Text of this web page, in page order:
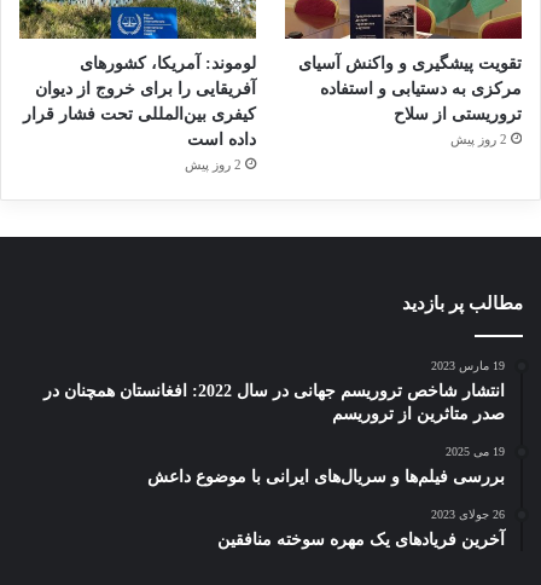
تقویت پیشگیری و واکنش آسیای
مرکزی به دستیابی و استفاده
تروریستی از سلاح
2 روز پیش
لوموند: آمریکا، کشورهای
آفریقایی را برای خروج از دیوان
کیفری بین‌المللی تحت فشار قرار
داده است
2 روز پیش
مطالب پر بازدید
19 مارس 2023
انتشار شاخص تروریسم جهانی در سال 2022: افغانستان همچنان در
صدر متاثرین از تروریسم
19 می 2025
بررسی فیلم‌ها و سریال‌های ایرانی با موضوع داعش
26 جولای 2023
آخرین فریادهای یک مهره سوخته منافقین